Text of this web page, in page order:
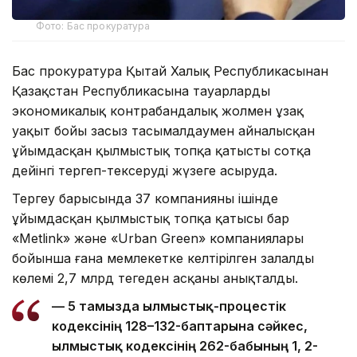
Фото: Бас прокуратура
Бас прокуратура Қытай Халық Республикасынан
Қазақстан Республикасына тауарларды
экономикалық контрабандалық жолмен ұзақ
уақыт бойы заңсыз тасымалдаумен айналысқан
ұйымдасқан қылмыстық топқа қатысты сотқа
дейінгі тергеп-тексеруді жүзеге асыруда.
Тергеу барысында 37 компанияның ішінде
ұйымдасқан қылмыстық топқа қатысы бар
«Metlink» және «Urban Green» компаниялары
бойынша ғана мемлекетке келтірілген залалдың
көлемі 2,7 млрд теңгеден асқаны анықталды.
— 5 тамызда Қылмыстық-процестік
кодексінің 128–132-баптарына сәйкес,
Қылмыстық кодексінің 262-бабының 1, 2-